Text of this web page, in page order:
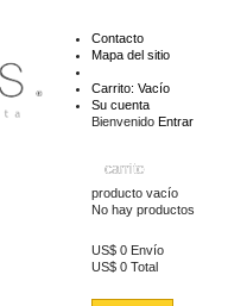
Contacto
Mapa del sitio
Carrito: Vacío
Su cuenta
Bienvenido Entrar
carrito
producto vacío
No hay productos
US$ 0 Envío
US$ 0 Total